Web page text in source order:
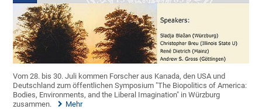
Vom 28. bis 30. Juli kommen Forscher aus Kanada, den USA und
Deutschland zum öffentlichen Symposium "The Biopolitics of America:
Bodies, Environments, and the Liberal Imagination" in Würzburg
zusammen.
Mehr